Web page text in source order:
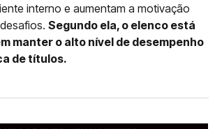
interno e aumentam a motivação
Segundo ela, o elenco está
manter o alto nível de desempenho
de títulos.